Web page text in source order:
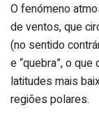
O fenómeno
de ventos, que
(no sentido
e “quebra”, o
latitudes mais
regiões polares.